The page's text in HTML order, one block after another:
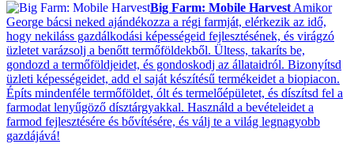
Big Farm: Mobile Harvest Amikor
George bácsi neked ajándékozza a régi farmját, elérkezik az idő,
hogy nekiláss gazdálkodási képességeid fejlesztésének, és virágzó
üzletet varázsolj a benőtt termőföldekből. Ültess, takaríts be,
gondozd a termőföldjeidet, és gondoskodj az állataidról. Bizonyítsd
üzleti képességeidet, add el saját készítésű termékeidet a biopiacon.
Építs mindenféle termőföldet, ólt és termelőépületet, és díszítsd fel a
farmodat lenyűgöző dísztárgyakkal. Használd a bevételeidet a
farmod fejlesztésére és bővítésére, és válj te a világ legnagyobb
gazdájává!